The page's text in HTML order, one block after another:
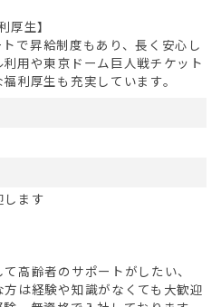
厚生】
で昇給制度もあり、長く安心し
用や東京ドーム巨人戦チケット
利厚生も充実しています。
します
高齢者のサポートがしたい、
は経験や知識がなくても大歓迎